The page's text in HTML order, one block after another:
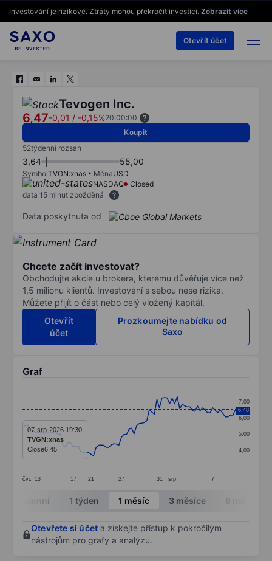
Investování je rizikové. Ztráty mohou překročit investici. Zobrazit více
Otevřít účet
Tevogen Inc.
6,47-0,01 / -0,15%20:00:00
Koupit
52týdenní rozsah
3,64 55,00
SymbolTVGN:xnas MěnaUSD
NASDAQ
Closed
data 15 minut zpožděná
Data poskytnuta od
Chcete začít investovat?
Obchodujte akcie u brokera, kterému důvěřuje více než
1,5 milionu klientů. Investování s sebou nese rizika.
Můžete přijít o část nebo celý vložený kapitál.
Otevřít
účet
Prozkoumejte nabídku od
Saxo
Graf
Line chart with 85 data points.
The chart has 1 X axis displaying categories.
The chart has 1 Y axis displaying values. Data
čvc 13 17 21 27 31 srp 7
4,00
5,00
6,00
7,00
6,48
07-srp-2026 19:30
TVGN:xnas
Close6,45
End of interactive chart.
Intradenní 1 týden 1 měsíc 3 měsíce 6 měsíců
Otevřete si účet a získejte přístup k pokročilým
nástrojům pro grafy a analýzu.